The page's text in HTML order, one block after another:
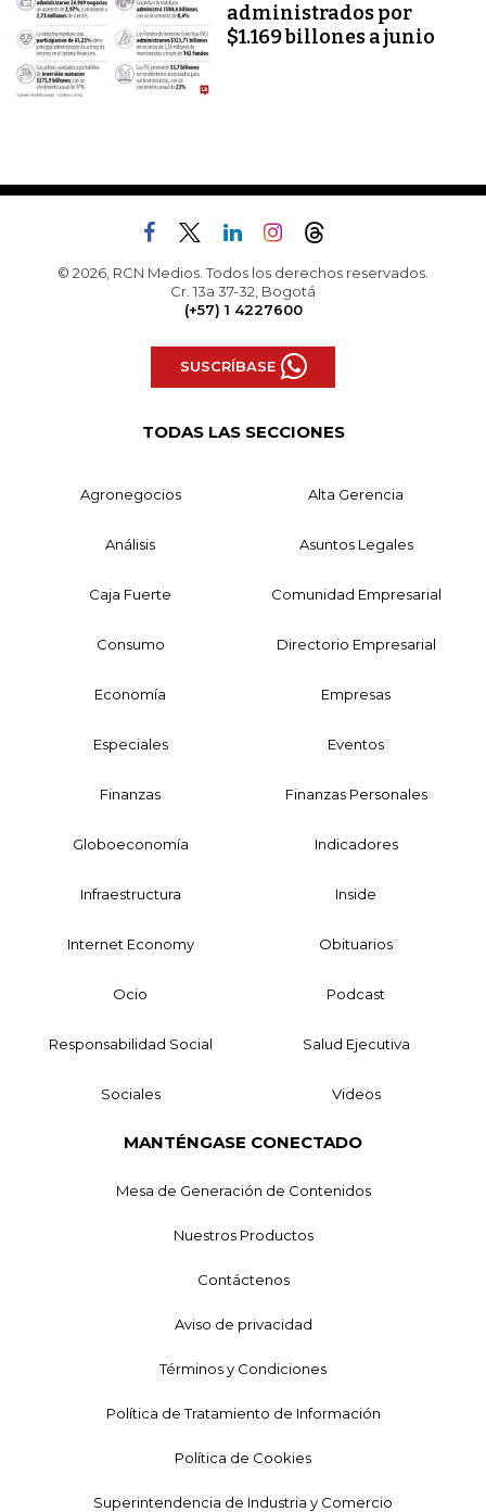
administrados por
$1.169 billones a junio
© 2026, RCN Medios. Todos los derechos reservados.
Cr. 13a 37-32, Bogotá
(+57) 1 4227600
SUSCRÍBASE
TODAS LAS SECCIONES
Agronegocios Alta Gerencia
Análisis Asuntos Legales
Caja Fuerte Comunidad Empresarial
Consumo Directorio Empresarial
Economía Empresas
Especiales Eventos
Finanzas Finanzas Personales
Globoeconomía Indicadores
Infraestructura Inside
Internet Economy Obituarios
Ocio Podcast
Responsabilidad Social Salud Ejecutiva
Sociales Videos
MANTÉNGASE CONECTADO
Mesa de Generación de Contenidos
Nuestros Productos
Contáctenos
Aviso de privacidad
Términos y Condiciones
Política de Tratamiento de Información
Política de Cookies
Superintendencia de Industria y Comercio